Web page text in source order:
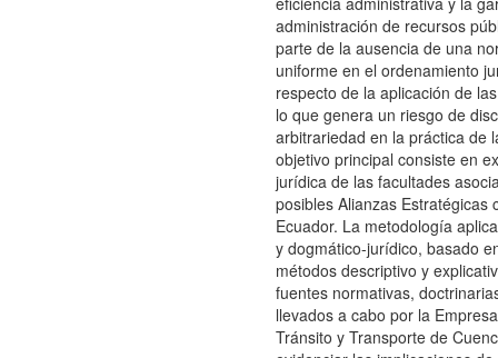
administración de recursos
parte de la ausencia de una
uniforme en el ordenamiento
respecto de la aplicación de
lo que genera un riesgo de
arbitrariedad en la práctica de
objetivo principal consiste en
jurídica de las facultades
posibles Alianzas Estratégicas
Ecuador. La metodología
y dogmático-jurídico, basado
métodos descriptivo y
fuentes normativas,
llevados a cabo por la
Tránsito y Transporte de